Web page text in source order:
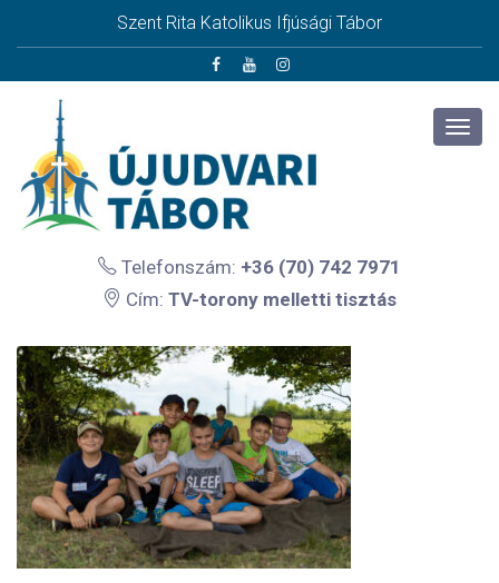
Szent Rita Katolikus Ifjúsági Tábor
Telefonszám: +36 (70) 742 7971
Cím: TV-torony melletti tisztás